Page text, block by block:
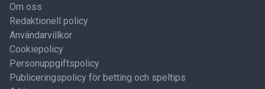
Om oss
Redaktionell policy
Användarvillkor
Cookiepolicy
Personuppgiftspolicy
Publiceringspolicy för betting och speltips